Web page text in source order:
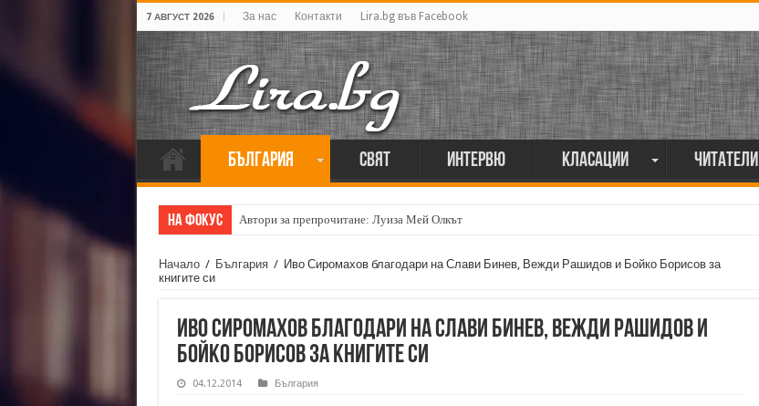
7 АВГУСТ 2026 За нас Контакти Lira.bg във Facebook
България Свят Интервю Класации Читатели
На фокус Автори за препрочитане: Луиза Мей Олкът
Начало / България / Иво Сиромахов благодари на Слави Бинев, Вежди Рашидов и Бойко Борисов за
книгите си
Иво Сиромахов благодари на Слави Бинев, Вежди Рашидов и
Бойко Борисов за книгите си
04.12.2014 България